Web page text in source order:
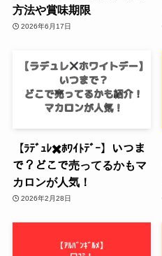
方法や賞味期限
2026年6月17日
【ﾗﾃﾞｭﾚ✖️ﾎﾜｲﾄﾃﾞｰ】いつま
で？どこで売ってるかもマ
カロンが人気！
2026年2月28日